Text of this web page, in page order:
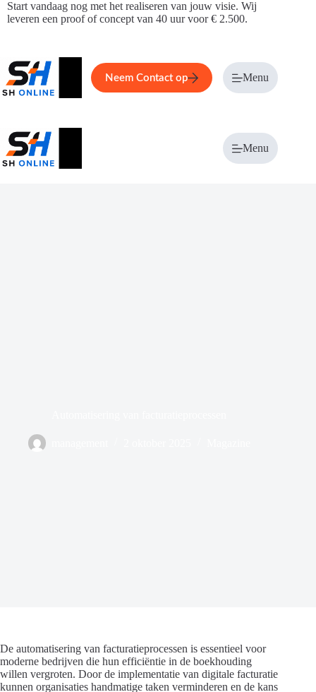
Ga
naar
Start vandaag nog met het realiseren van jouw visie. Wij
leveren een proof of concept van 40 uur voor € 2.500.
Home Service Over ons
Neem Contact op Menu
Menu
De automatisering van facturatieprocessen is essentieel voor
moderne bedrijven die hun efficiëntie in de boekhouding
willen vergroten. Door de implementatie van digitale facturatie
kunnen organisaties handmatige taken verminderen en de kans